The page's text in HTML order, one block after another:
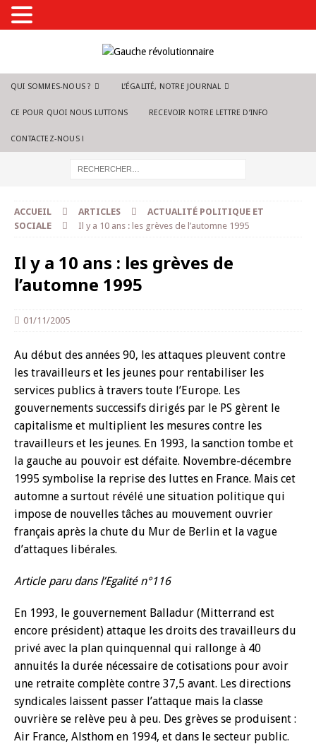
QUI SOMMES-NOUS ? L’ÉGALITÉ, NOTRE JOURNAL
CE POUR QUOI NOUS LUTTONS RECEVOIR NOTRE LETTRE D’INFO
CONTACTEZ-NOUS !
ACCUEIL ARTICLES
ACTUALITÉ POLITIQUE ET
SOCIALE
Il y a 10 ans : les grèves de l’automne 1995
Il y a 10 ans : les grèves de
l’automne 1995
01/11/2005
Au début des années 90, les attaques pleuvent contre
les travailleurs et les jeunes pour rentabiliser les
services publics à travers toute l’Europe. Les
gouvernements successifs dirigés par le PS gèrent le
capitalisme et multiplient les mesures contre les
travailleurs et les jeunes. En 1993, la sanction tombe et
la gauche au pouvoir est défaite. Novembre-décembre
1995 symbolise la reprise des luttes en France. Mais cet
automne a surtout révélé une situation politique qui
impose de nouvelles tâches au mouvement ouvrier
français après la chute du Mur de Berlin et la vague
d’attaques libérales.
Article paru dans l’Egalité n°116
En 1993, le gouvernement Balladur (Mitterrand est
encore président) attaque les droits des travailleurs du
privé avec la plan quinquennal qui rallonge à 40
annuités la durée nécessaire de cotisations pour avoir
une retraite complète contre 37,5 avant. Les directions
syndicales laissent passer l’attaque mais la classe
ouvrière se relève peu à peu. Des grèves se produisent :
Air France, Alsthom en 1994, et dans le secteur public.